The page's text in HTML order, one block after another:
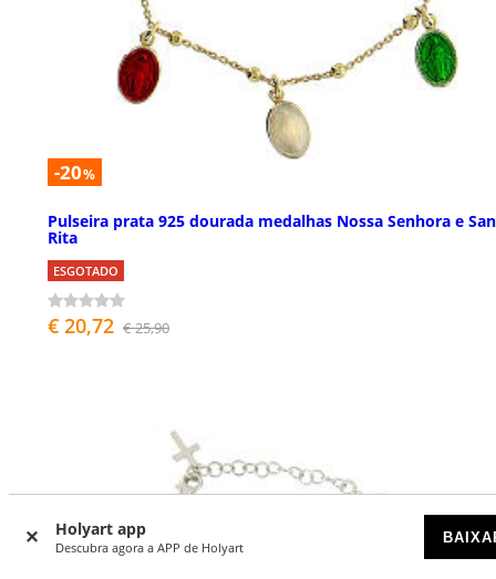
Holyart app
Descubra agora a APP de Holyart
-20%
Pulseira prata 925 dourada medalhas Nossa Senhora e
Rita
ESGOTADO
€ 20,72 € 25,90